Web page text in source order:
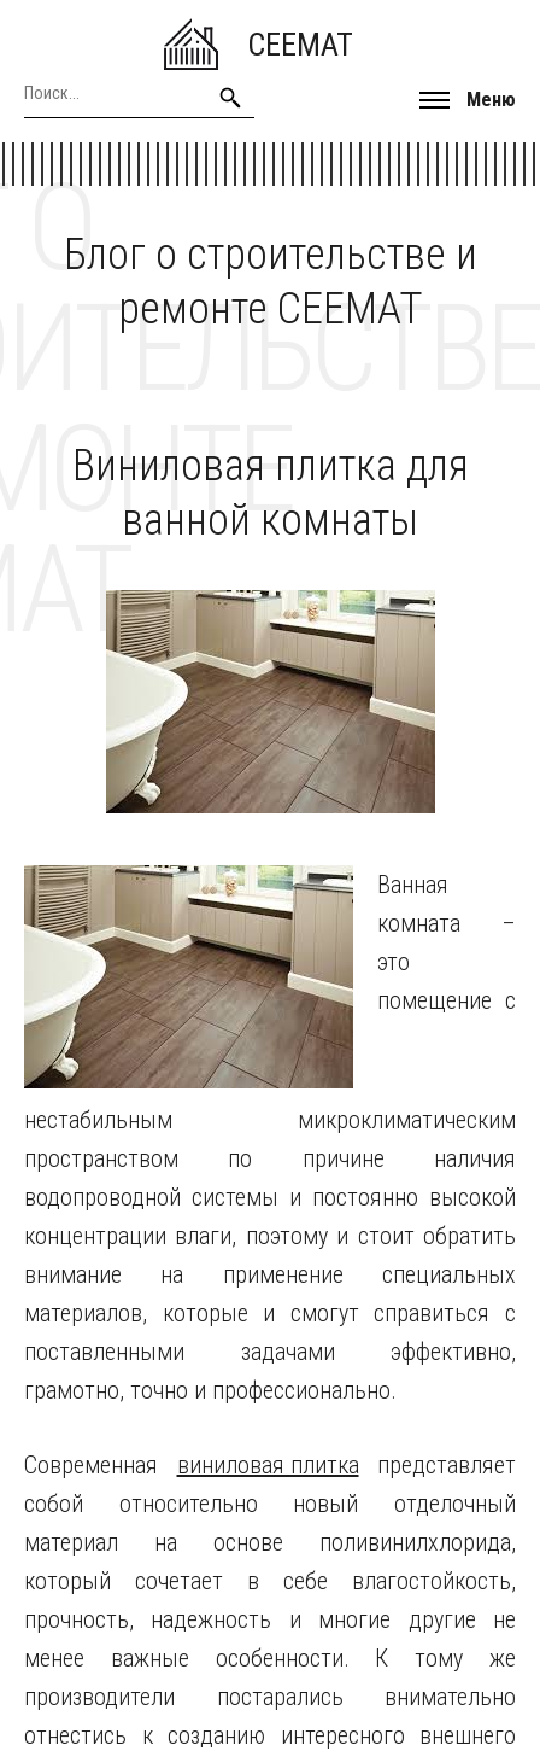
CEEMAT
Меню
Блог о строительстве и
ремонте CEEMAT
О
Виниловая плитка для
ванной комнаты
Ванная
комната –
это
помещение с
нестабильным микроклиматическим
пространством по причине наличия
водопроводной системы и постоянно высокой
концентрации влаги, поэтому и стоит обратить
внимание на применение специальных
материалов, которые и смогут справиться с
поставленными задачами эффективно,
грамотно, точно и профессионально.
Современная виниловая плиткапредставляет
собой относительно новый отделочный
материал на основе поливинилхлорида,
который сочетает в себе влагостойкость,
прочность, надежность и многие другие не
менее важные особенности. К тому же
производители постарались внимательно
отнестись к созданию интересного внешнего